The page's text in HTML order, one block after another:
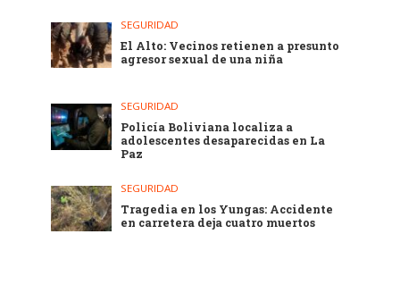
SEGURIDAD
El Alto: Vecinos retienen a presunto
agresor sexual de una niña
SEGURIDAD
Policía Boliviana localiza a
adolescentes desaparecidas en La
Paz
SEGURIDAD
Tragedia en los Yungas: Accidente
en carretera deja cuatro muertos